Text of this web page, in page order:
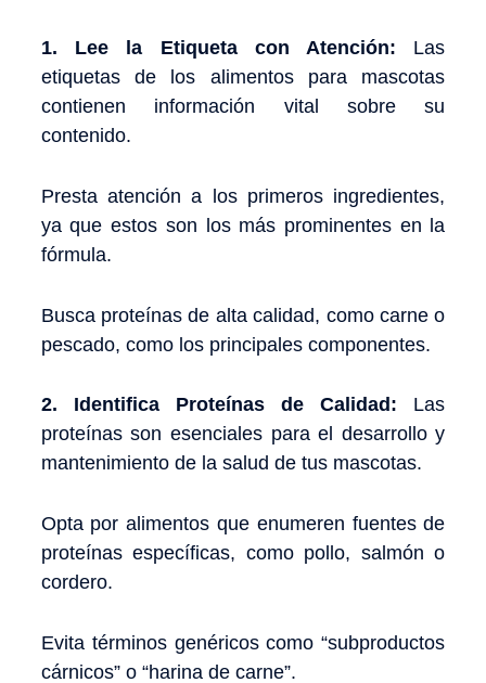
1. Lee la Etiqueta con Atención: Las
etiquetas de los alimentos para mascotas
contienen información vital sobre su
contenido.
Presta atención a los primeros ingredientes,
ya que estos son los más prominentes en la
fórmula.
Busca proteínas de alta calidad, como carne o
pescado, como los principales componentes.
2. Identifica Proteínas de Calidad: Las
proteínas son esenciales para el desarrollo y
mantenimiento de la salud de tus mascotas.
Opta por alimentos que enumeren fuentes de
proteínas específicas, como pollo, salmón o
cordero.
Evita términos genéricos como “subproductos
cárnicos” o “harina de carne”.